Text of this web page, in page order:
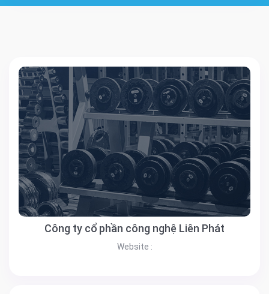
Công ty cổ phần công nghệ Liên Phát
Website :